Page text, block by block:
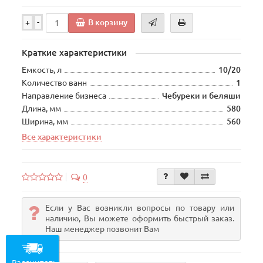
+ - В корзину
Краткие характеристики
Емкость, л
10/20
Количество ванн
1
Направление бизнеса
Чебуреки и беляши
Длина, мм
580
Ширина, мм
560
Все характеристики
0
Если у Вас возникли вопросы по товару или
наличию, Вы можете оформить быстрый заказ.
Наш менеджер позвонит Вам